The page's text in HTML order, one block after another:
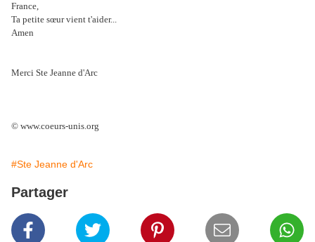
France,
Ta petite sœur vient t'aider...
Amen
Merci Ste Jeanne d'Arc
© www.coeurs-unis.org
#Ste Jeanne d'Arc
Partager